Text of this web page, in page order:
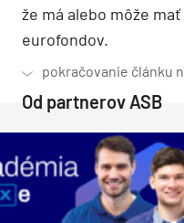
že má alebo môže
eurofondov.
Od partnerov ASB